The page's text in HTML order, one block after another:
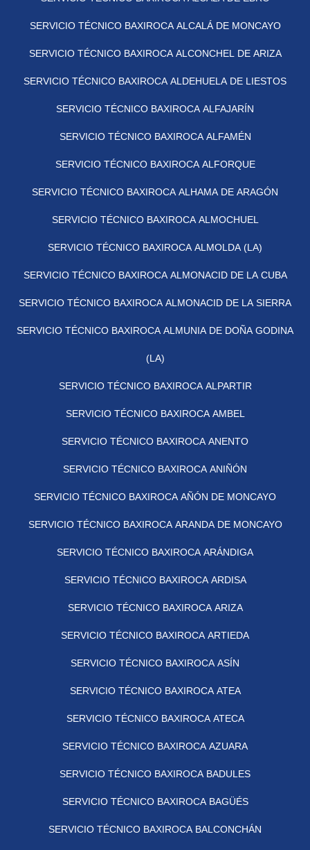
SERVICIO TÉCNICO BAXIROCA ALCALÁ DE MONCAYO
SERVICIO TÉCNICO BAXIROCA ALCONCHEL DE ARIZA
SERVICIO TÉCNICO BAXIROCA ALDEHUELA DE LIESTOS
SERVICIO TÉCNICO BAXIROCA ALFAJARÍN
SERVICIO TÉCNICO BAXIROCA ALFAMÉN
SERVICIO TÉCNICO BAXIROCA ALFORQUE
SERVICIO TÉCNICO BAXIROCA ALHAMA DE ARAGÓN
SERVICIO TÉCNICO BAXIROCA ALMOCHUEL
SERVICIO TÉCNICO BAXIROCA ALMOLDA (LA)
SERVICIO TÉCNICO BAXIROCA ALMONACID DE LA CUBA
SERVICIO TÉCNICO BAXIROCA ALMONACID DE LA SIERRA
SERVICIO TÉCNICO BAXIROCA ALMUNIA DE DOÑA GODINA
(LA)
SERVICIO TÉCNICO BAXIROCA ALPARTIR
SERVICIO TÉCNICO BAXIROCA AMBEL
SERVICIO TÉCNICO BAXIROCA ANENTO
SERVICIO TÉCNICO BAXIROCA ANIÑÓN
SERVICIO TÉCNICO BAXIROCA AÑÓN DE MONCAYO
SERVICIO TÉCNICO BAXIROCA ARANDA DE MONCAYO
SERVICIO TÉCNICO BAXIROCA ARÁNDIGA
SERVICIO TÉCNICO BAXIROCA ARDISA
SERVICIO TÉCNICO BAXIROCA ARIZA
SERVICIO TÉCNICO BAXIROCA ARTIEDA
SERVICIO TÉCNICO BAXIROCA ASÍN
SERVICIO TÉCNICO BAXIROCA ATEA
SERVICIO TÉCNICO BAXIROCA ATECA
SERVICIO TÉCNICO BAXIROCA AZUARA
SERVICIO TÉCNICO BAXIROCA BADULES
SERVICIO TÉCNICO BAXIROCA BAGÜÉS
SERVICIO TÉCNICO BAXIROCA BALCONCHÁN